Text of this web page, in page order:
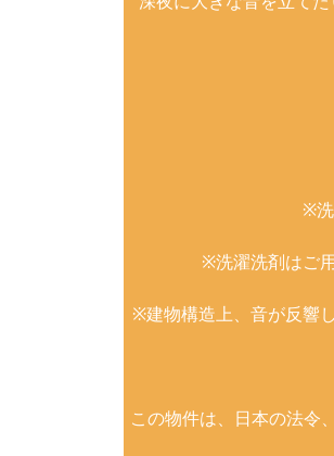
※
※洗濯洗剤はご
※建物構造上、音が反響
この物件は、日本の法令